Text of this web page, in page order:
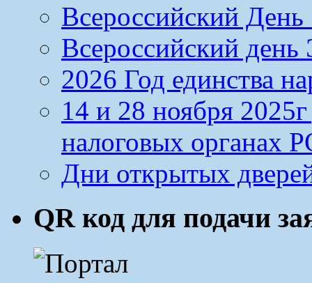
Всероссийский День
Всероссийский день
2026 Год единства
14 и 28 ноября
налоговых органах
Дни открытых
QR код для подачи